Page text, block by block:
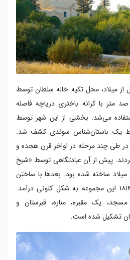
از میلاد، محل تکیه‌ خاله سلطان توسط
متر با کرانه باختری دریاچه فاصله
می‌شد. بخشی از این شهر توسط
یک باستان‌شناس سوئدی کشف شد.
طی چند مرحله در اواخر قرن هجده و
کردند. پیش از آن عبادتگاهی توسط «شیخ
۱۷۶۰ پس از میلاد ساخته شده بود. بعدها با ساختن
بنای مسجد، از سال ۱۸۱۷- ۱۸۱۶ این مجموعه به شکل کنونی درآمد.
یک مقبره، مناره، قبرستان و
تشکیل شده است.